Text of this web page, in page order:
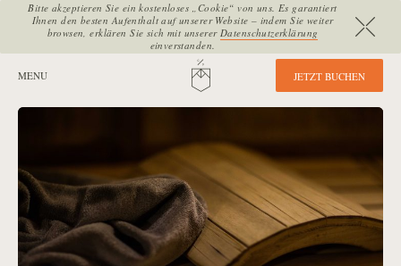
Bitte akzeptieren Sie ein kostenloses „Cookie“ von uns. Es garantiert
Ihnen den besten Aufenthalt auf unserer Website – indem Sie weiter
browsen, erklären Sie sich mit unserer Datenschutzerklärung
einverstanden.
HOME
MENU JETZT BUCHEN